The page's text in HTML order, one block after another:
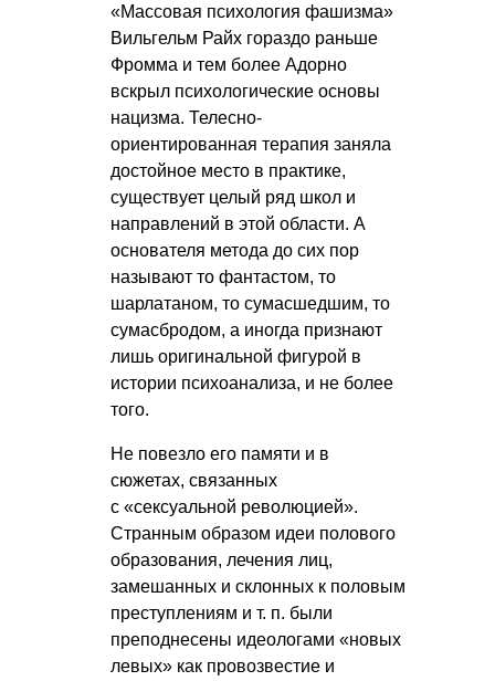
«Массовая психология фашизма»
Вильгельм Райх гораздо раньше
Фромма и тем более Адорно
вскрыл психологические основы
нацизма. Телесно-
ориентированная терапия заняла
достойное место в практике,
существует целый ряд школ и
направлений в этой области. А
основателя метода до сих пор
называют то фантастом, то
шарлатаном, то сумасшедшим, то
сумасбродом, а иногда признают
лишь оригинальной фигурой в
истории психоанализа, и не более
того.
Не повезло его памяти и в
сюжетах, связанных
с «сексуальной революцией».
Странным образом идеи полового
образования, лечения лиц,
замешанных и склонных к половым
преступлениям и т. п. были
преподнесены идеологами «новых
левых» как провозвестие и